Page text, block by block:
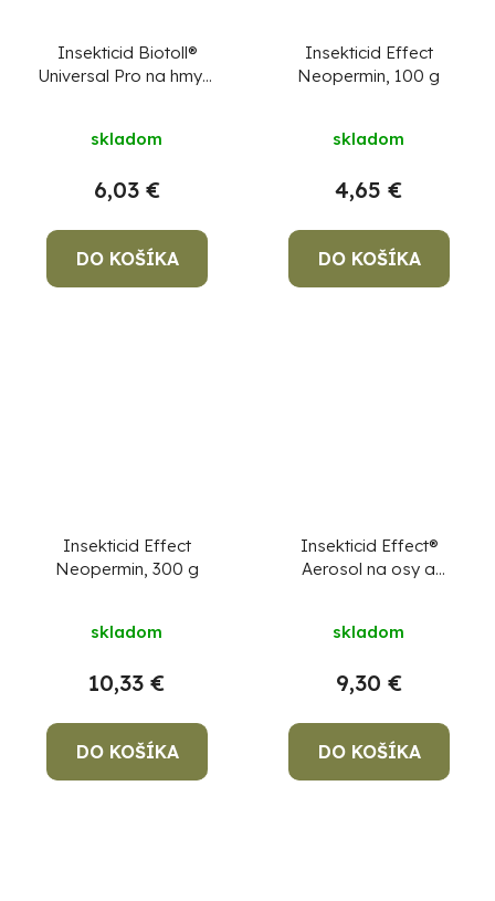
Insekticid Biotoll®
Universal Pro na hmyz,
skladom
6,03 €
DO KOŠÍKA
Insekticid Effect
Neopermin, 100 g
skladom
4,65 €
DO KOŠÍKA
Insekticid Effect
Neopermin, 300 g
skladom
10,33 €
DO KOŠÍKA
Insekticid Effect®
Aerosol na osy a
skladom
9,30 €
DO KOŠÍKA